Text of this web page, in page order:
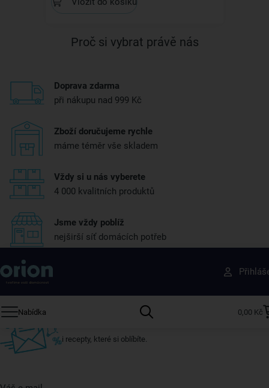
Proč si vybrat právě nás
Doprava zdarma
při nákupu nad 999 Kč
Zboží doručujeme rychle
máme téměr vše skladem
Vždy si u nás vyberete
4 000 kvalitních produktů
Jsme vždy poblíž
nejširší síť domácích potřeb
Nabídka 0,00 Kč
Získejte rady, recepty a tipy na slevy dřív než
ostatní
Přihlaste se k odběru našeho newsletteru.
i recepty, které si oblíbíte.